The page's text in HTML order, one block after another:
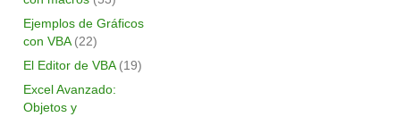
Ejemplos de Gráficos
con VBA(22)
El Editor de VBA(19)
Excel Avanzado:
Objetos y